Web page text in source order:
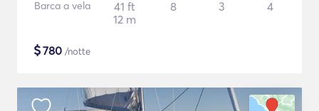
Barca a vela
41 ft
12 m
8 3 4
$780 /notte